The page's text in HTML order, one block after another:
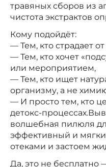
травяных сборов из
чистота экстрактов
Кому подойдёт:
— Тем, кто страдает от
— Тем, кто хочет
или мероприятием,
— Тем, кто ищет
организму, а не
— И просто тем, кто
детокс-
волшебная пилюля
эффективный и
отеками и застоем
Да, это не бесплатно